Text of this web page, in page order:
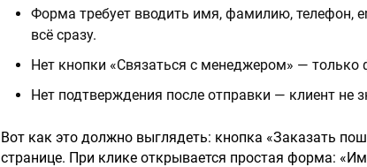
Форма требует вводить имя, фамилию, телефон,
всё сразу.
Нет кнопки «Связаться с менеджером» —
Нет подтверждения после отправки — клиент не
Вот как это должно выглядеть: кнопка «Заказать
странице. При клике открывается простая форма: